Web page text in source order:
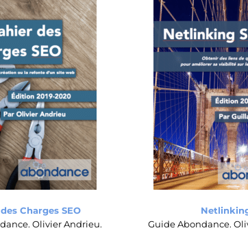
Charges SEO
Olivier Andrieu.
Guide Abondance.